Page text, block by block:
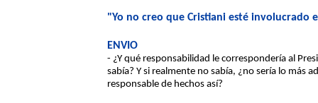
"Yo no creo que Cristiani esté involucrado
ENVIO
- ¿Y qué responsabilidad le correspondería al
sabía? Y si realmente no sabía, ¿no sería lo más
responsable de hechos así?